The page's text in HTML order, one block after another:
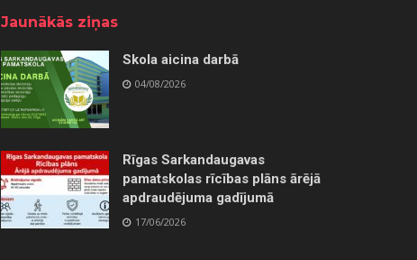
Jaunākās ziņas
Skola aicina darbā
04/08/2026
Rīgas Sarkandaugavas
pamatskolas rīcības plāns ārējā
apdraudējuma gadījumā
17/06/2026